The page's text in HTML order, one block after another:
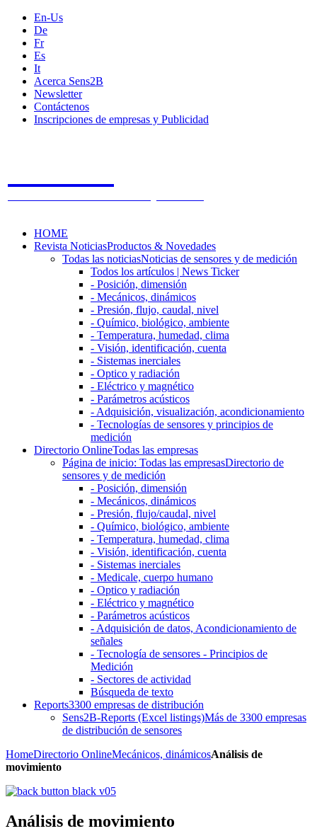
En-Us
De
Fr
Es
It
Acerca Sens2B
Newsletter
Contáctenos
Inscripciones de empresas y Publicidad
HOME
Revista NoticiasProductos & Novedades
Todas las noticiasNoticias de sensores y de medición
Todos los artículos | News Ticker
- Posición, dimensión
- Mecánicos, dinámicos
- Presión, flujo, caudal, nivel
- Químico, biológico, ambiente
- Temperatura, humedad, clima
- Visión, identificación, cuenta
- Sistemas inerciales
- Optico y radiación
- Eléctrico y magnético
- Parámetros acústicos
- Adquisición, visualización, acondicionamiento
- Tecnologías de sensores y principios de
medición
Directorio OnlineTodas las empresas
Página de inicio: Todas las empresasDirectorio de
sensores y de medición
- Posición, dimensión
- Mecánicos, dinámicos
- Presión, flujo/caudal, nivel
- Químico, biológico, ambiente
- Temperatura, humedad, clima
- Visión, identificación, cuenta
- Sistemas inerciales
- Medicale, cuerpo humano
- Optico y radiación
- Eléctrico y magnético
- Parámetros acústicos
- Adquisición de datos, Acondicionamiento de
señales
- Tecnología de sensores - Principios de
Medición
- Sectores de actividad
Búsqueda de texto
Reports3300 empresas de distribución
Sens2B-Reports (Excel listings)Más de 3300 empresas
de distribución de sensores
HomeDirectorio OnlineMecánicos, dinámicosAnálisis de
movimiento
Análisis de movimiento